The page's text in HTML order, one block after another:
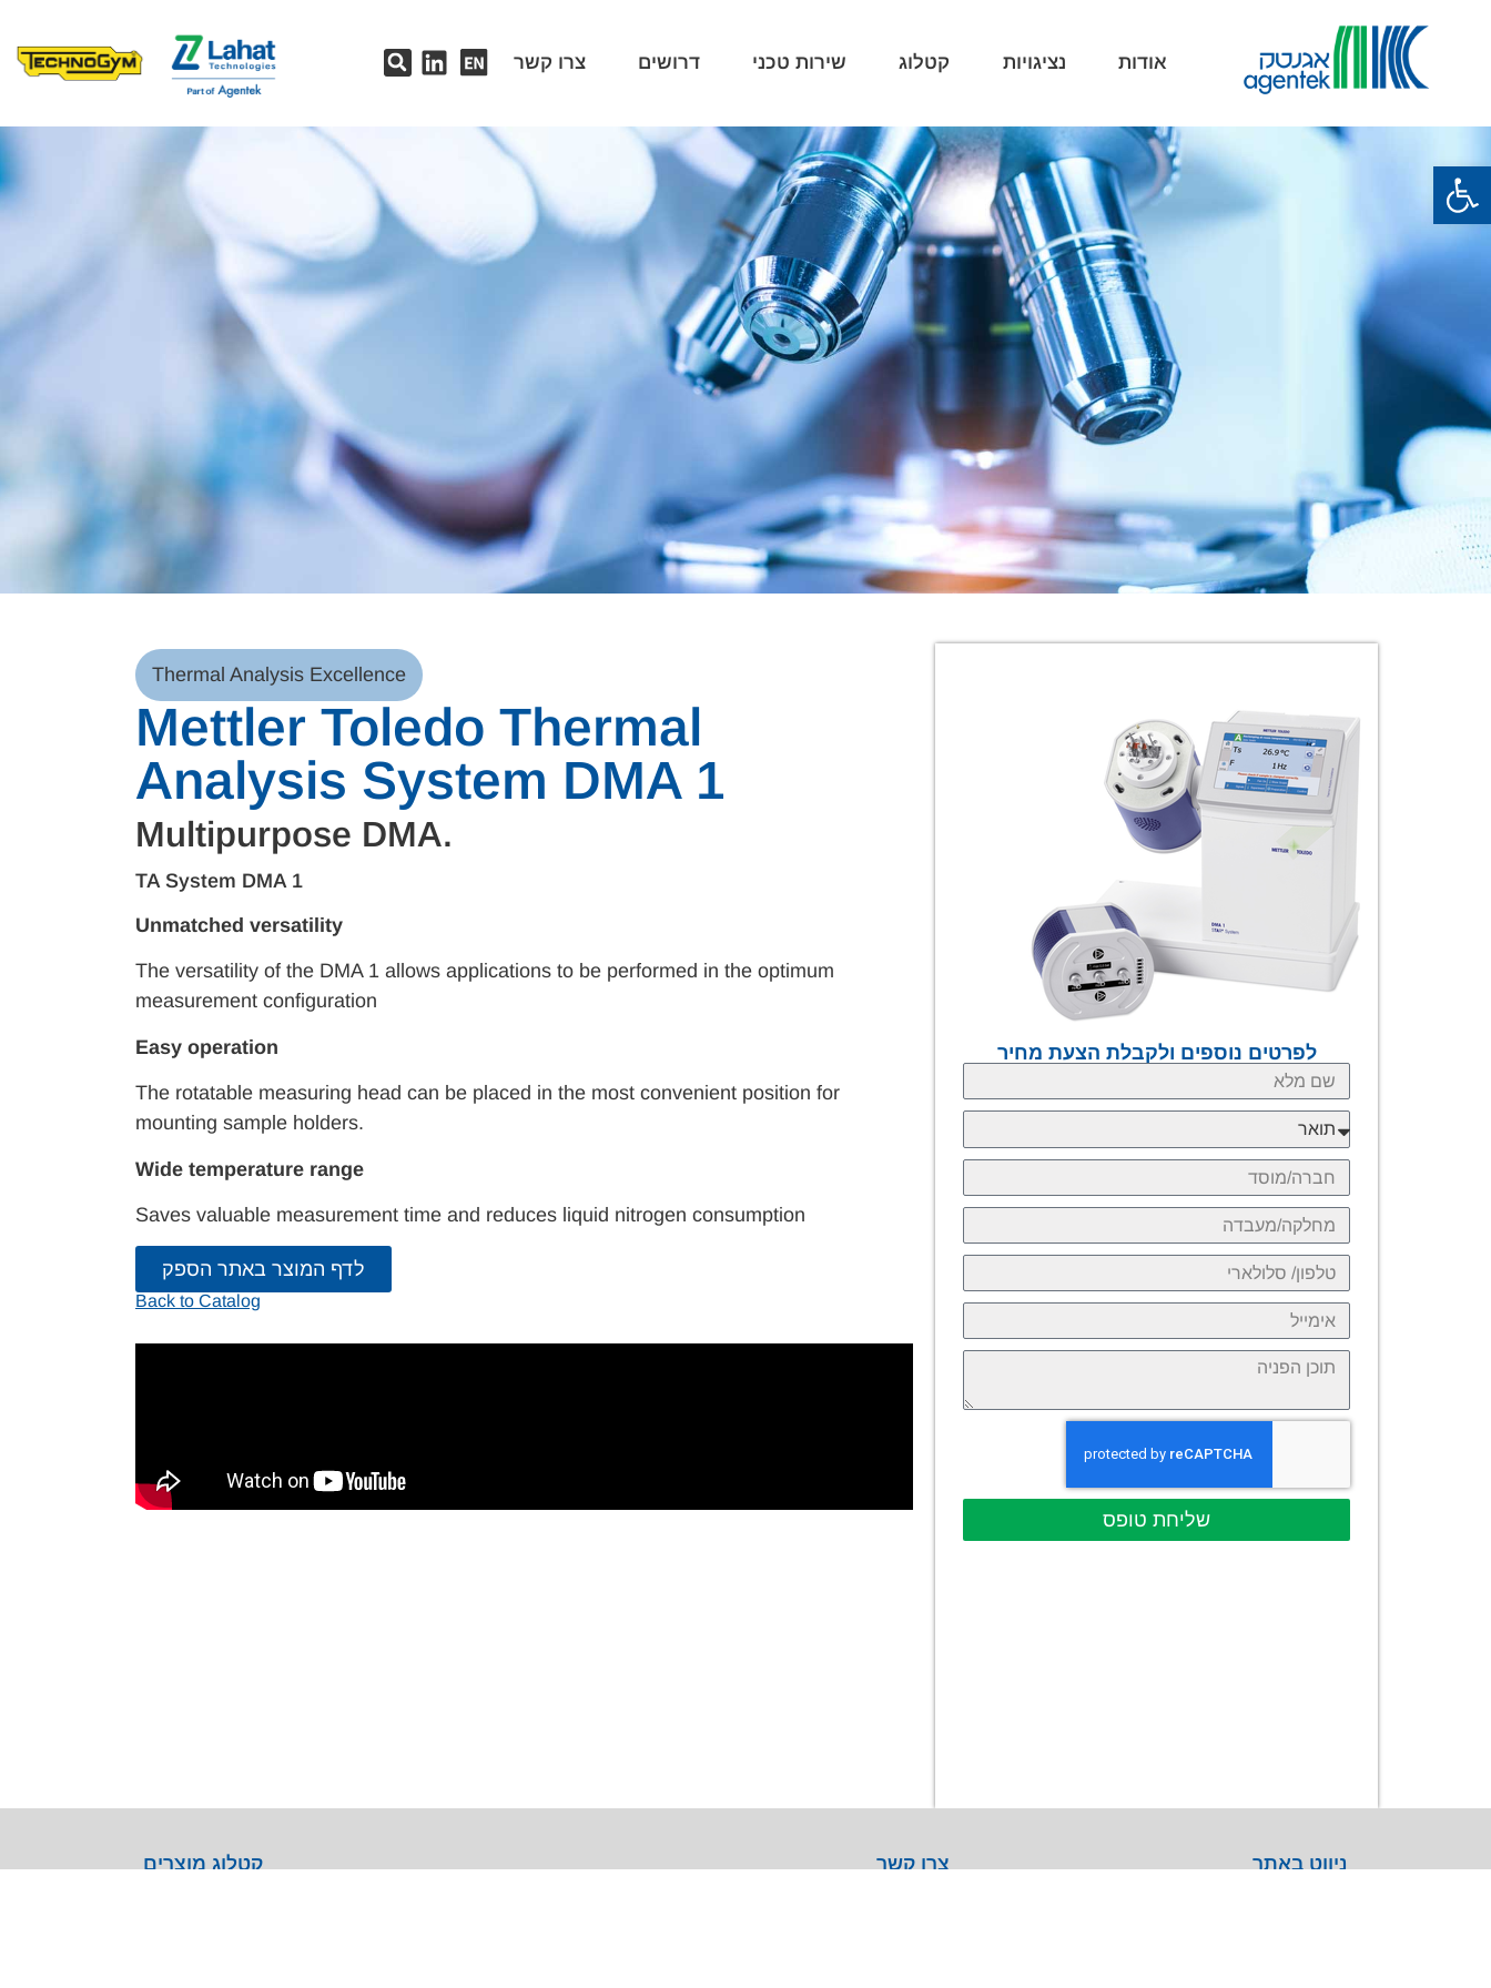
פתח סרגל נגישות
אודות נציגויות קטלוג שירות טכני דרושים צרו קשר
לפרטים נוספים ולקבלת הצעת מחיר
שליחת טופס
Thermal Analysis Excellence
Mettler Toledo Thermal
Analysis System DMA 1
Multipurpose DMA.
TA System DMA 1
Unmatched versatility
The versatility of the DMA 1 allows applications to be performed in the optimum
measurement configuration
Easy operation
The rotatable measuring head can be placed in the most convenient position for
mounting sample holders.
Wide temperature range
Saves valuable measurement time and reduces liquid nitrogen consumption
לדף המוצר באתר הספק
Back to Catalog
צרו קשר קטלוג מוצרים ניווט באתר